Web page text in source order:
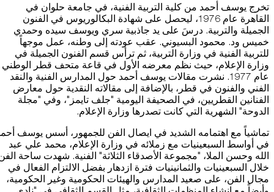
تخرج يوسف أحمد من كلية التربية الفنية، في جامعة حلوان في
القاهرة عام 1976، ليحصل على شهادة البكالوريوس في الفنون
الجميلة والتربية. درسَ على يد جاذبية سري ويوسف سيده وحمدي
خميس ود. محمود البسيوني. عقب عودته إلى وطنه، عمل موجهاً
للتربية الفنية في وزارة التربية، ثم ترأس قسم الفنون الجميلة في
وزارة الإعلام، حيث نظم معرضه الأول في قاعة متحف قطر الوطني
عام 1977. نشرت مقالات يوسف أحمد حول المدارس الفنية والنقد
الفني والفنون في قطر، بالإضافة إلى مقالاته النقدية حول معارض
الفنانين القطريين، في الصحيفة اليومية "جلف تايمز"، وفي "مجلة
الدوحة" الشهرية التي كانت تصدرها وزارة الإعلام.
تماشياً مع اهتمامه الشديد في ايصال الفن للجمهور، أسس يوسف
في أواسط السبعينيات مع زملائه في وزارة الإعلام، محمد علي عبد
الله وحسن الملا، "مجموعة الأصدقاء الثلاثة" الفنية. شهدت ساحة
خلال السبعينيات والثمانينيات فترة ازدهار بفضل الالتزام الفعال في
مجال الفن، على صعيد المدارس والهيئات الحكومية وغير الحكومية،